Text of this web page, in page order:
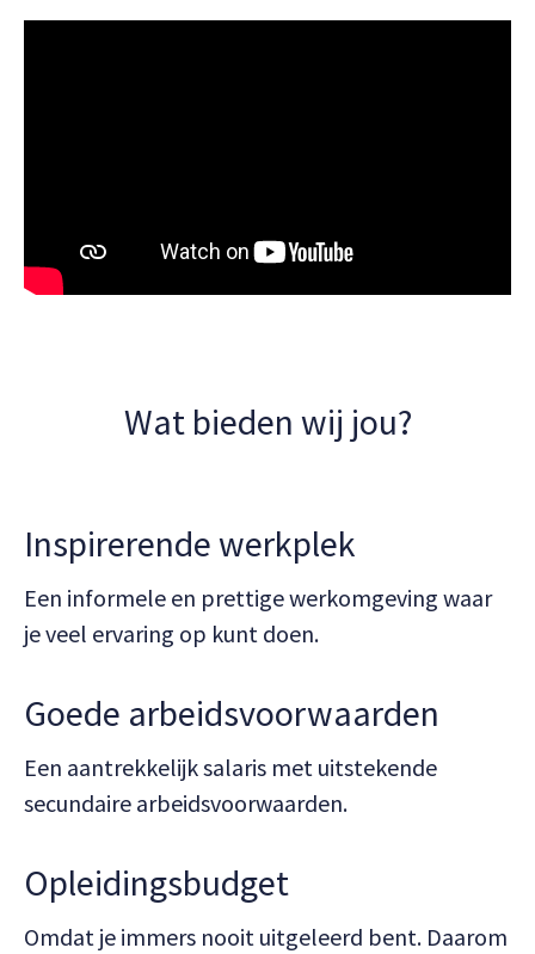
Wat bieden wij jou?
Inspirerende werkplek
Een informele en prettigewerkomgeving waar
je veel ervaring op kunt doen.
Goede arbeidsvoorwaarden
Een aantrekkelijk salaris met uitstekende
secundaire arbeidsvoorwaarden.
Opleidingsbudget
Omdat je immers nooit uitgeleerd bent. Daarom